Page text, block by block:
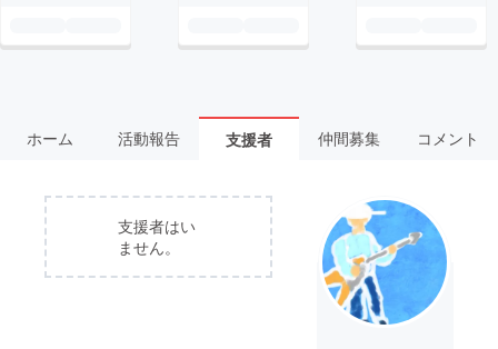
ホーム 活動報告 支援者 仲間募集 コメント
支援者はい
ません。